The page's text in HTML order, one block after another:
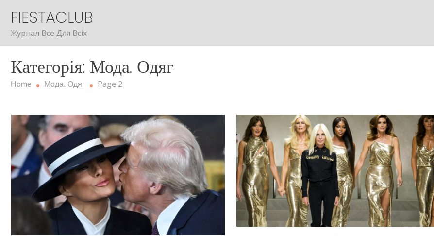
content
FIESTACLUB
Журнал Все Для Всіх
Категорія: Мода. Одяг
Home Мода. Одяг Page 2